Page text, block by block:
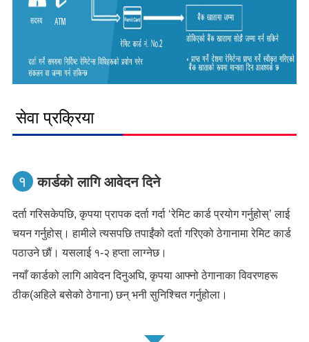
सेवा प्रक्रिया
१ कार्डको लागि आवेदन दिने
दर्ता गरिसकेपछि, कृपया प्रापक दर्ता गर्दा ‘रेमिट कार्ड प्रयोग गर्नुहोस्’ लाई
चयन गर्नुहोस्। हामीले त्यसपछि तपाईंको दर्ता गरिएको ठेगानामा रेमिट कार्ड
पठाउने छौं। यसलाई १-२ हप्ता लाग्नेछ।
नयाँ कार्डको लागि आवेदन दिनुअघि, कृपया आफ्नो ठेगानाका विवरणहरू
ठीक(अहिले बसेको ठेगाना) छन् भनी सुनिश्चित गर्नुहोला।